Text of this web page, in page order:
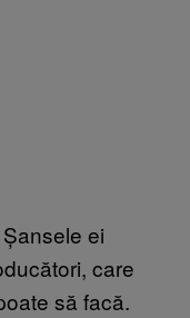
ei
care
să facă.